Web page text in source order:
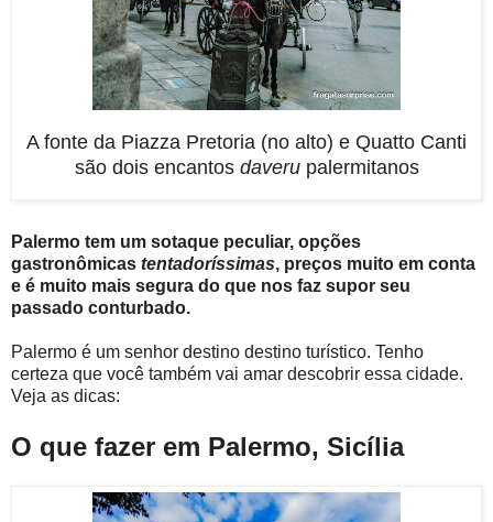
A fonte da Piazza Pretoria (no alto) e Quatto Canti
são dois encantos daverupalermitanos
Palermo tem um sotaque peculiar, opções
gastronômicas tentadoríssimas, preços muito em conta
e é muito mais segura do que nos faz supor seu
passado conturbado.
Palermo é um senhor destino destino turístico. Tenho
certeza que você também vai amar descobrir essa cidade.
Veja as dicas:
O que fazer em Palermo, Sicília